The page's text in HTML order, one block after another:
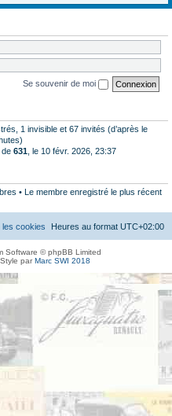
Se souvenir de moi
1 invisible et 67 invités (d’après le
de 631 , le 10 févr. 2026, 23:37
• Le membre enregistré le plus récent
Heures au format UTC+02:00
les cookies
Software © phpBB Limited
parMarc SWI 2018